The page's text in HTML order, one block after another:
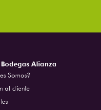
Alianza
Somos?
al cliente